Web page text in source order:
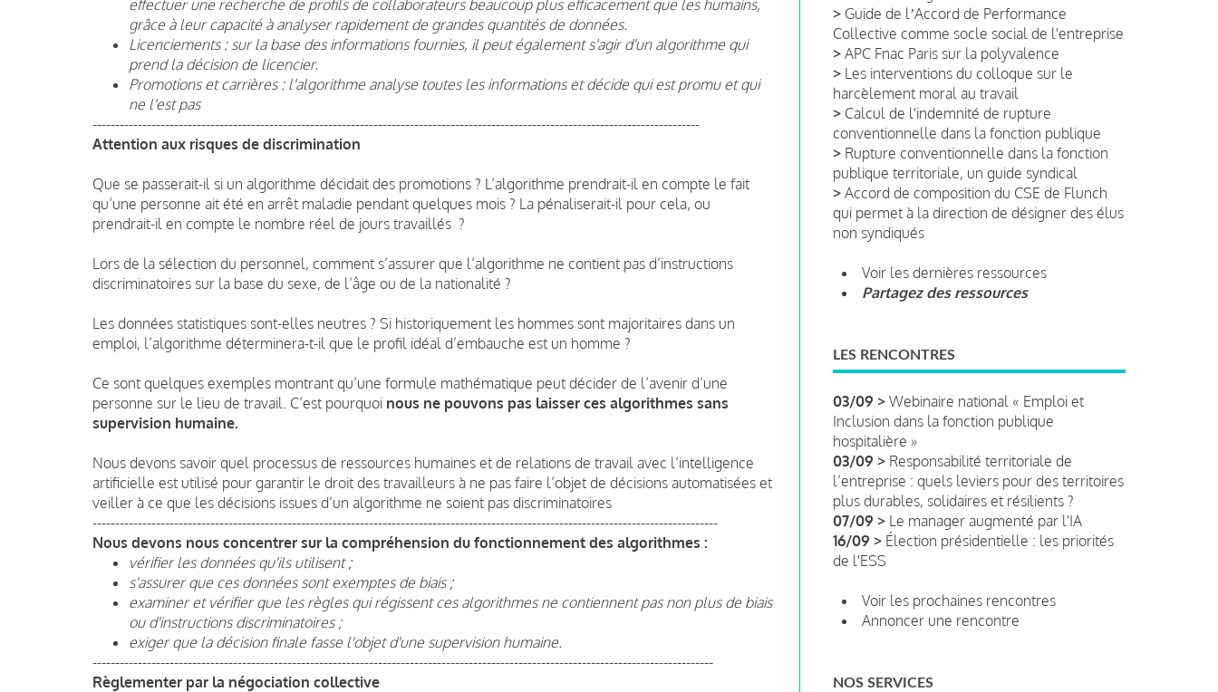
effectuer une recherche de profils de collaborateurs beaucoup plus efficacement que les humains,
grâce à leur capacité à analyser rapidement de grandes quantités de données.
Licenciements : sur la base des informations fournies, il peut également s'agir d'un algorithme qui
prend la décision de licencier.
Promotions et carrières : l'algorithme analyse toutes les informations et décide qui est promu et qui
ne l'est pas
--------------------------------------------------------------------------------------------------------------------------------------
Attention aux risques de discrimination
Que se passerait-il si un algorithme décidait des promotions ? L’algorithme prendrait-il en compte le fait
qu’une personne ait été en arrêt maladie pendant quelques mois ? La pénaliserait-il pour cela, ou
prendrait-il en compte le nombre réel de jours travaillés ?
Lors de la sélection du personnel, comment s’assurer que l’algorithme ne contient pas d’instructions
discriminatoires sur la base du sexe, de l’âge ou de la nationalité ?
Les données statistiques sont-elles neutres ? Si historiquement les hommes sont majoritaires dans un
emploi, l’algorithme déterminera-t-il que le profil idéal d’embauche est un homme ?
Ce sont quelques exemples montrant qu’une formule mathématique peut décider de l’avenir d’une
personne sur le lieu de travail. C’est pourquoi nous ne pouvons pas laisser ces algorithmes sans
supervision humaine.
Nous devons savoir quel processus de ressources humaines et de relations de travail avec l’intelligence
artificielle est utilisé pour garantir le droit des travailleurs à ne pas faire l’objet de décisions automatisées et
veiller à ce que les décisions issues d’un algorithme ne soient pas discriminatoires
------------------------------------------------------------------------------------------------------------------------------------------
Nous devons nous concentrer sur la compréhension du fonctionnement des algorithmes :
vérifier les données qu'ils utilisent ;
s'assurer que ces données sont exemptes de biais ;
examiner et vérifier que les règles qui régissent ces algorithmes ne contiennent pas non plus de biais
ou d'instructions discriminatoires ;
exiger que la décision finale fasse l'objet d'une supervision humaine.
-----------------------------------------------------------------------------------------------------------------------------------------
Règlementer par la négociation collective
> Guide de lʼAccord de Performance
Collective comme socle social de l'entreprise
> APC Fnac Paris sur la polyvalence
> Les interventions du colloque sur le
harcèlement moral au travail
> Calcul de l'indemnité de rupture
conventionnelle dans la fonction publique
> Rupture conventionnelle dans la fonction
publique territoriale, un guide syndical
> Accord de composition du CSE de Flunch
qui permet à la direction de désigner des élus
non syndiqués
Voir les dernières ressources
Partagez des ressources
LES RENCONTRES
03/09 > Webinaire national « Emploi et
Inclusion dans la fonction publique
hospitalière »
03/09 > Responsabilité territoriale de
l’entreprise : quels leviers pour des territoires
plus durables, solidaires et résilients ?
07/09 > Le manager augmenté par l'IA
16/09 > Élection présidentielle : les priorités
de l'ESS
Voir les prochaines rencontres
Annoncer une rencontre
NOS SERVICES